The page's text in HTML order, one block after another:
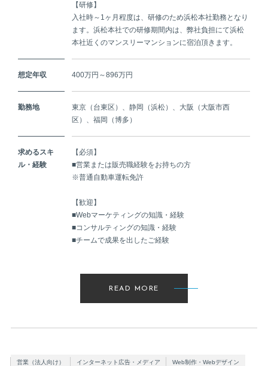
【研修】
入社時～1ヶ月程度は、研修のため浜松本社勤務となり
ます。浜松本社での研修期間内は、弊社負担にて浜松
本社近くのマンスリーマンションに宿泊頂きます。
想定年収 400万円～896万円
勤務地
東京（台東区）、静岡（浜松）、大阪（大阪市西
区）、福岡（博多）
求めるスキ
ル・経験
【必須】
■営業または販売職経験をお持ちの方
※普通自動車運転免許
【歓迎】
■Webマーケティングの知識・経験
■コンサルティングの知識・経験
■チームで成果を出したご経験
READ MORE
営業（法人向け） インターネット広告・メディア Web制作・Webデザイン